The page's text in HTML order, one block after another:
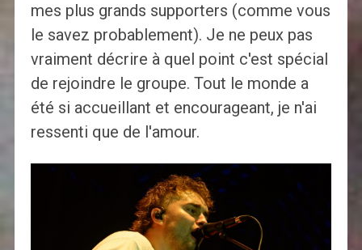
mes plus grands supporters (comme vous
le savez probablement). Je ne peux pas
vraiment décrire à quel point c'est spécial
de rejoindre le groupe. Tout le monde a
été si accueillant et encourageant, je n'ai
ressenti que de l'amour.